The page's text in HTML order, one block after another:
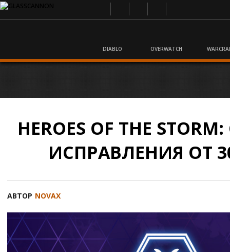
DIABLO OVERWATCH
HEROES OF THE
ИСПРАВЛЕНИЯ ОТ
АВТОР NOVAX